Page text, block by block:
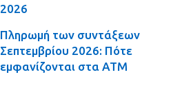
2026
Πληρωμή των συντάξεων
Σεπτεμβρίου 2026: Πότε
εμφανίζονται στα ΑΤΜ